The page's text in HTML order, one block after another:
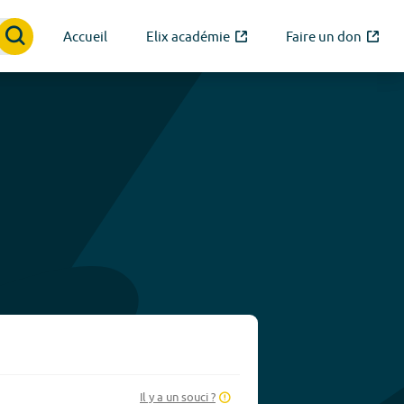
Accueil Elix académie Faire un don
Il y a un souci ?